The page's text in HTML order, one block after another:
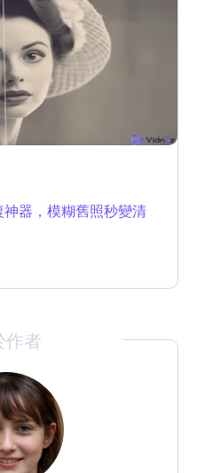
器，模糊舊照秒變清
作者